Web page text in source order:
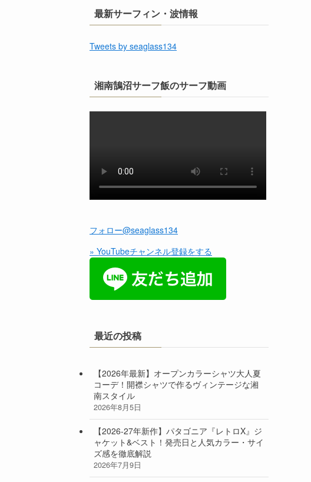
最新サーフィン・波情報
Tweets by seaglass134
湘南鵠沼サーフ飯のサーフ動画
フォロー@seaglass134
» YouTubeチャンネル登録をする
最近の投稿
【2026年最新】オープンカラーシャツ大人夏
コーデ！開襟シャツで作るヴィンテージな湘
南スタイル
2026年8月5日
【2026-27年新作】パタゴニア『レトロX』ジ
ャケット&ベスト！発売日と人気カラー・サイ
ズ感を徹底解説
2026年7月9日